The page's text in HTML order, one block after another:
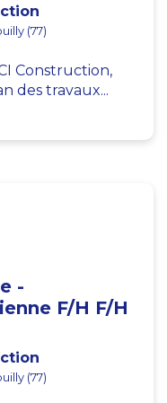
(77)
Construction,
des travaux...
-
F/H F/H
(77)